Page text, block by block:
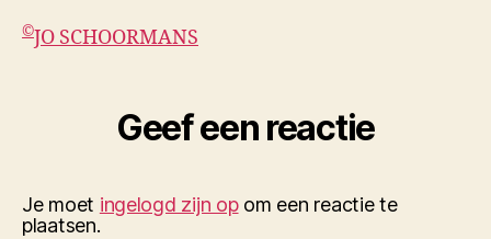
©JO SCHOORMANS
Geef een reactie
Je moet ingelogd zijn opom een reactie te
plaatsen.